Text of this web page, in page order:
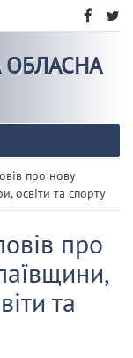
про нову
освіти та спорту
про
та